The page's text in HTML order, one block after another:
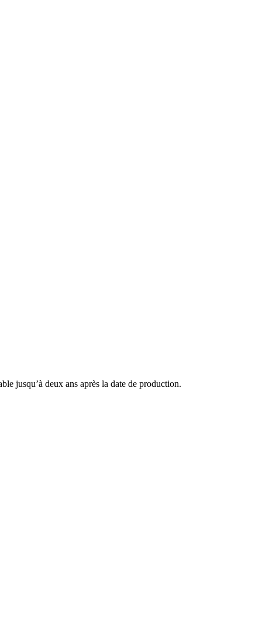
jusqu’à deux ans après la date de production.